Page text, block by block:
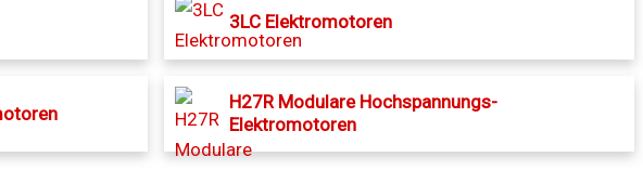
3LC Elektromotoren
H27R Modulare Hochspannungs-
Elektromotoren